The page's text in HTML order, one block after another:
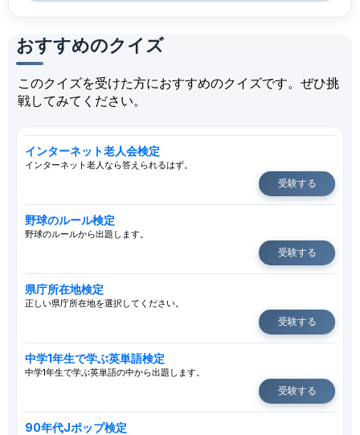
おすすめのクイズ
このクイズを受けた方におすすめのクイズです。ぜひ挑
戦してみてください。
インターネット老人会検定
インターネット老人なら答えられるはず。
受験する
野球のルール検定
野球のルールから出題します。
受験する
県庁所在地検定
正しい県庁所在地を選択してください。
受験する
中学1年生で学ぶ英単語検定
中学1年生で学ぶ英単語の中から出題します。
受験する
90年代Jポップ検定